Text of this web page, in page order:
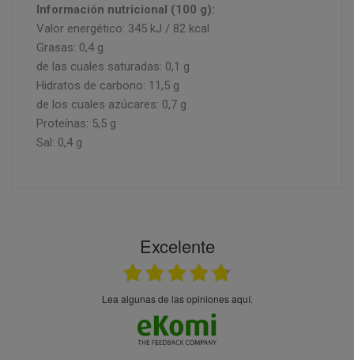
Información nutricional (100 g):
Valor energético: 345 kJ / 82 kcal
Grasas: 0,4 g
de las cuales saturadas: 0,1 g
Hidratos de carbono: 11,5 g
de los cuales azúcares: 0,7 g
Proteínas: 5,5 g
Sal: 0,4 g
Excelente
Lea algunas de las opiniones aquí.